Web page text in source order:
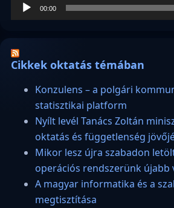
00:00
Cikkek oktatás témában
Konzulens – a polgári
statisztikai platform
Nyílt levél Tanács Zoltán
oktatás és függetlenség
Mikor lesz újra szabadon
operációs rendszerünk újabb
A magyar informatika és a
megtisztítása